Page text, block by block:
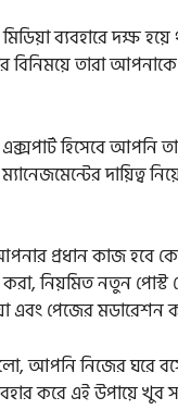
ব্যবহারে দক্ষ
বিনিময়ে তারা
হিসেবে আপনি
দায়িত্ব
প্রধান কাজ হবে
করা, নিয়মিত নতুন
এবং পেজের মডারেশন
আপনি নিজের ঘরে
করে এই উপায়ে খুব